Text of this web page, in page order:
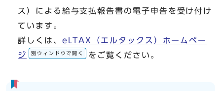
ス）による給与支払報告書の電子申告を受け付け
ています。
詳しくは、 eLTAX（エルタックス）ホームペー
ジ
別ウィンドウで開く をご覧ください。